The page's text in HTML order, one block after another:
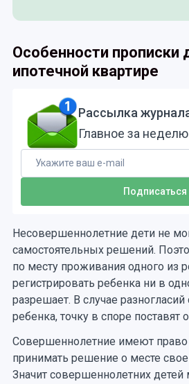
Особенности прописки
ипотечной квартире
Рассылка
Главное за
Несовершеннолетние дети не
самостоятельных решений.
по месту проживания одного из
регистрировать ребенка ни в
разрешает. В случае
ребенка, точку в споре поставят
Совершеннолетние имеют право
принимать решение о месте
Значит совершеннолетних